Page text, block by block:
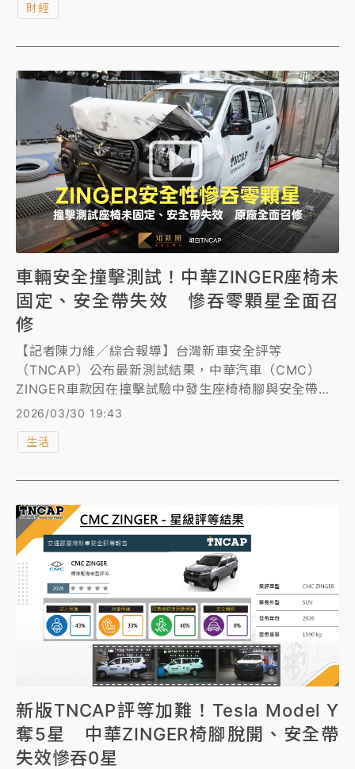
案，提供不限品牌換購加碼3萬元的優惠。在全球油價
三分之一的絕對經濟優勢，正重新獲得全球消費者的關
愛眼神，更助攻特斯拉在台灣創下亮眼銷售佳績。
財經
車輛安全撞擊測試！中華ZINGER座椅未
固定、安全帶失效 慘吞零顆星全面召
修
【記者陳力維／綜合報導】台灣新車安全評等
（TNCAP）公布最新測試結果，中華汽車（CMC）
ZINGER車款因在撞擊試驗中發生座椅椅腳與安全帶脫
開等重大缺失，慘遭零顆星評等。對此，中華汽車發布
安全，預計將於4月主動針對2023年10月至今年3月生
2026/03/30 19:43
生活
新版TNCAP評等加難！Tesla Model Y
奪5星 中華ZINGER椅腳脫開、安全帶
失效慘吞0星